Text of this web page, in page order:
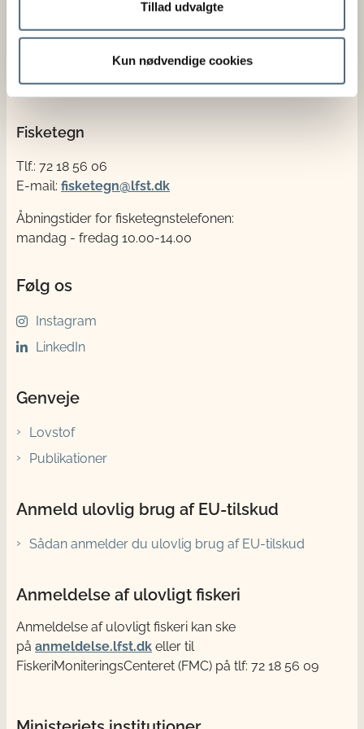
Tillad udvalgte
Kun nødvendige cookies
CVR nr. 62534516
EAN nr. 5798000986008
Bankoplysninger
Fisketegn
Tlf.: 72 18 56 06
E-mail: fisketegn@lfst.dk
Åbningstider for fisketegnstelefonen:
mandag - fredag 10.00-14.00
Følg os
Instagram
LinkedIn
Genveje
Lovstof
Publikationer
Anmeld ulovlig brug af EU-tilskud
Sådan anmelder du ulovlig brug af EU-tilskud
Anmeldelse af ulovligt fiskeri
Anmeldelse af ulovligt fiskeri kan ske
på anmeldelse.lfst.dk eller til
FiskeriMoniteringsCenteret (FMC) på tlf: 72 18 56 09